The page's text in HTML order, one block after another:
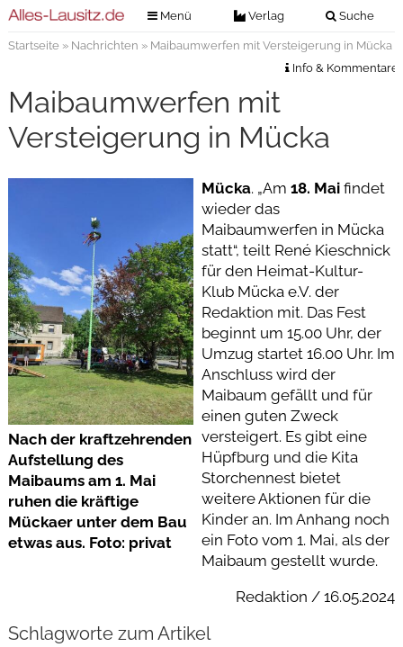
Menü Verlag Suche
Verlag
Kontakt
Impressum
Nachrichten
Veranstaltungstickets
Anzeigenannahme
Anzeigensuche
Digitale Ausgaben
Startseite» Nachrichten » Maibaumwerfen mit Versteigerung in Mücka
Info & Kommentare
Maibaumwerfen mit
Versteigerung in Mücka
Nach der kraftzehrenden
Aufstellung des
Maibaums am 1. Mai
ruhen die kräftige
Mückaer unter dem Bau
etwas aus. Foto: privat
Mücka. „Am 18. Maifindet
wieder das
Maibaumwerfen in Mücka
statt“, teilt René Kieschnick
für den Heimat-Kultur-
Klub Mücka e.V. der
Redaktion mit. Das Fest
beginnt um 15.00 Uhr, der
Umzug startet 16.00 Uhr. Im
Anschluss wird der
Maibaum gefällt und für
einen guten Zweck
versteigert. Es gibt eine
Hüpfburg und die Kita
Storchennest bietet
weitere Aktionen für die
Kinder an. Im Anhang noch
ein Foto vom 1. Mai, als der
Maibaum gestellt wurde.
Redaktion / 16.05.2024
Schlagworte zum Artikel